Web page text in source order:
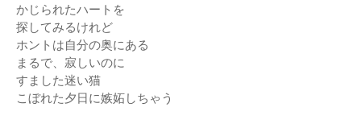
かじられたハートを
探してみるけれど
ホントは自分の奥にある
まるで、寂しいのに
すました迷い猫
こぼれた夕日に嫉妬しちゃう